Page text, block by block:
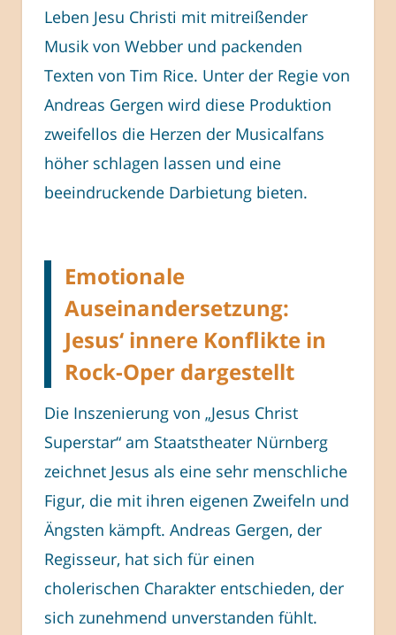
Leben Jesu Christi mit mitreißender
Musik von Webber und packenden
Texten von Tim Rice. Unter der Regie von
Andreas Gergen wird diese Produktion
zweifellos die Herzen der Musicalfans
höher schlagen lassen und eine
beeindruckende Darbietung bieten.
Emotionale
Auseinandersetzung:
Jesus‘ innere Konflikte in
Rock-Oper dargestellt
Die Inszenierung von „Jesus Christ
Superstar“ am Staatstheater Nürnberg
zeichnet Jesus als eine sehr menschliche
Figur, die mit ihren eigenen Zweifeln und
Ängsten kämpft. Andreas Gergen, der
Regisseur, hat sich für einen
cholerischen Charakter entschieden, der
sich zunehmend unverstanden fühlt.